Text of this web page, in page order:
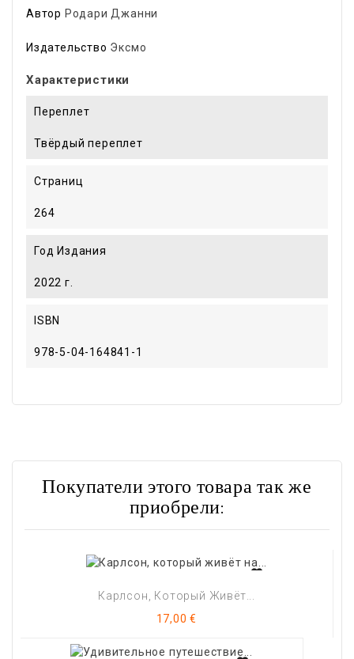
Автор Родари Джанни
Издательство Эксмо
Характеристики
Переплет
Твёрдый переплет
Страниц
264
Год Издания
2022 г.
ISBN
978-5-04-164841-1
Покупатели этого товара так же
приобрели:
Карлсон, Который Живёт...
Цена
17,00 €